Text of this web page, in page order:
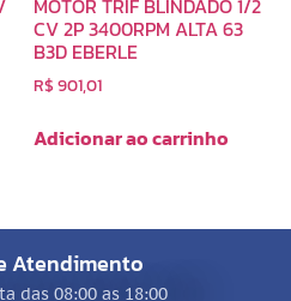
CV 2P 3400RPM ALTA 63
B3D EBERLE
R$901,01
Adicionar ao carrinho
Atendimento
das 08:00 as 18:00